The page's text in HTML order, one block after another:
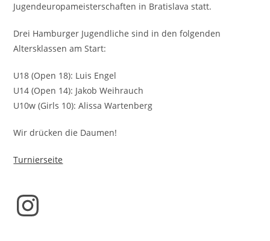
Jugendeuropameisterschaften in Bratislava statt.
Drei Hamburger Jugendliche sind in den folgenden
Altersklassen am Start:
U18 (Open 18): Luis Engel
U14 (Open 14): Jakob Weihrauch
U10w (Girls 10): Alissa Wartenberg
Wir drücken die Daumen!
Turnierseite
Instagram